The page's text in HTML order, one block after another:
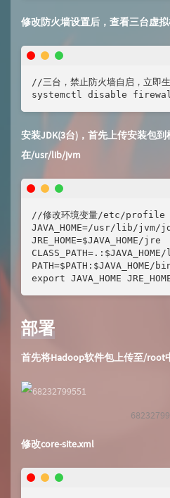
修改防火墙设置后，查看三台虚
//三台，禁止防火墙自启，立即
systemctl disable
安装JDK(3台)，首先上传安装包
在/usr/lib/jvm
//修改环境变量/etc/profile
JAVA_HOME=/usr/lib/jvm/
JRE_HOME=$JAVA_HOME/jre
PATH=$PATH:$JAVA_HOME/
export JAVA_HOME
部署
首先将Hadoop软件包上传至/
修改core-site.xml